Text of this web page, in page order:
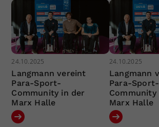
24.10.2025
Langmann vereint
Para-Sport-
Community in der
Marx Halle
24.10.2025
Langmann
Para-Sport-
Community
Marx Halle